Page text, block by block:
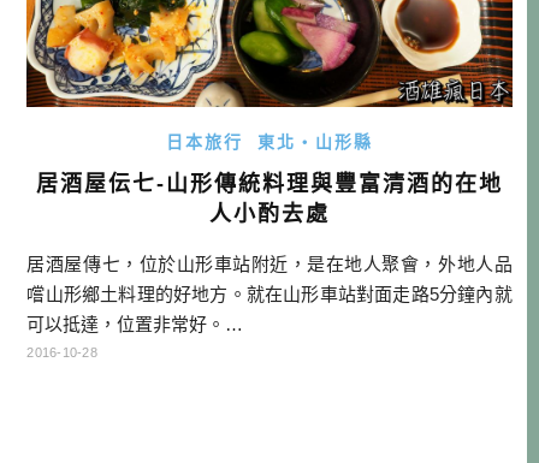
日本旅行 東北・山形縣
居酒屋伝七-山形傳統料理與豐富清酒的在地
人小酌去處
居酒屋傳七，位於山形車站附近，是在地人聚會，外地人品
嚐山形鄉土料理的好地方。就在山形車站對面走路5分鐘內就
可以抵達，位置非常好。…
2016-10-28